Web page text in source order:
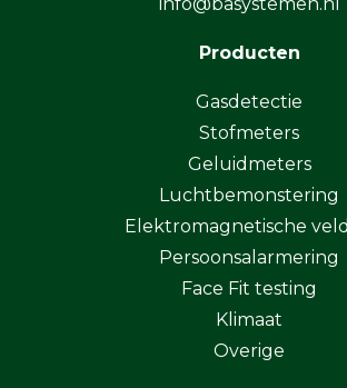
info@basystemen.nl
Producten
Gasdetectie
Stofmeters
Geluidmeters
Luchtbemonstering
Elektromagnetische
Persoonsalarmering
Face Fit testing
Klimaat
Overige